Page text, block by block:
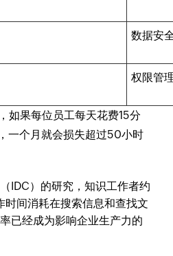
数据安
权限管
如果每位员工每天花费15分
一个月就会损失超过50小时
IDC）的研究，知识工作者约
时间消耗在搜索信息和查找文
已经成为影响企业生产力的